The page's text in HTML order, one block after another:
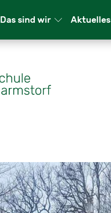
Das sind wir Ak­tu­el­les